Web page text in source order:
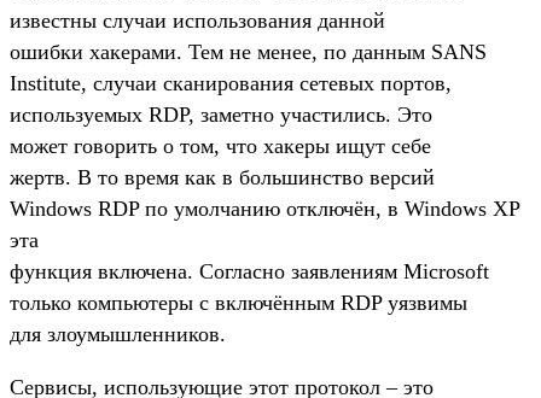
известны случаи использования данной
ошибки хакерами. Тем не менее, по данным SANS
Institute, случаи сканирования сетевых портов,
используемых RDP, заметно участились. Это
может говорить о том, что хакеры ищут себе
жертв. В то время как в большинство версий
Windows RDP по умолчанию отключён, в Windows XP
эта
функция включена. Согласно заявлениям Microsoft
только компьютеры с включённым RDP уязвимы
для злоумышленников.
Сервисы, использующие этот протокол – это